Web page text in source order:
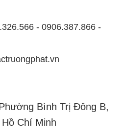
- 0906.387.866 -
Bình Trị Đông B,
Chí Minh